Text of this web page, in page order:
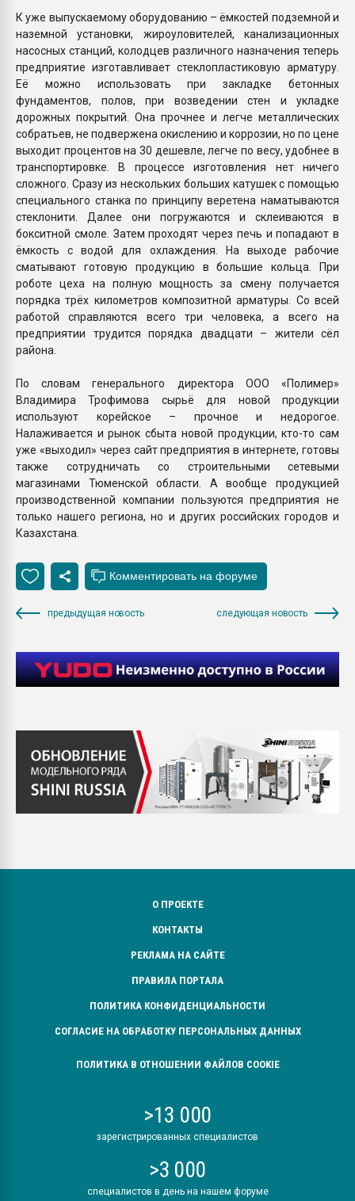
К уже выпускаемому оборудованию – ёмкостей подземной и
наземной установки, жироуловителей, канализационных
насосных станций, колодцев различного назначения теперь
предприятие изготавливает стеклопластиковую арматуру.
Её можно использовать при закладке бетонных
фундаментов, полов, при возведении стен и укладке
дорожных покрытий. Она прочнее и легче металлических
собратьев, не подвержена окислению и коррозии, но по цене
выходит процентов на 30 дешевле, легче по весу, удобнее в
транспортировке. В процессе изготовления нет ничего
сложного. Сразу из нескольких больших катушек с помощью
специального станка по принципу веретена наматываются
стеклонити. Далее они погружаются и склеиваются в
бокситной смоле. Затем проходят через печь и попадают в
ёмкость с водой для охлаждения. На выходе рабочие
сматывают готовую продукцию в большие кольца. При
роботе цеха на полную мощность за смену получается
порядка трёх километров композитной арматуры. Со всей
работой справляются всего три человека, а всего на
предприятии трудится порядка двадцати – жители сёл
района.
По словам генерального директора ООО «Полимер»
Владимира Трофимова сырьё для новой продукции
используют корейское – прочное и недорогое.
Налаживается и рынок сбыта новой продукции, кто-то сам
уже «выходил» через сайт предприятия в интернете, готовы
также сотрудничать со строительными сетевыми
магазинами Тюменской области. А вообще продукцией
производственной компании пользуются предприятия не
только нашего региона, но и других российских городов и
Казахстана.
предыдущая новость следующая новость
О ПРОЕКТЕ
КОНТАКТЫ
РЕКЛАМА НА САЙТЕ
ПРАВИЛА ПОРТАЛА
ПОЛИТИКА КОНФИДЕНЦИАЛЬНОСТИ
СОГЛАСИЕ НА ОБРАБОТКУ ПЕРСОНАЛЬНЫХ ДАННЫХ
ПОЛИТИКА В ОТНОШЕНИИ ФАЙЛОВ COOKIE
>13 000
зарегистрированных специалистов
>3 000
специалистов в день на нашем форуме